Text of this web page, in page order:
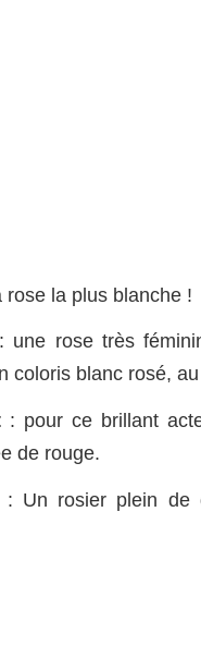
rose la plus blanche !
: une rose très
coloris blanc rosé,
: pour ce brillant
de rouge.
: Un rosier plein de